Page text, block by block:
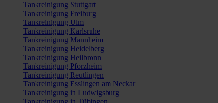
Tankreinigung Stuttgart
Tankreinigung Freiburg
Tankreinigung Ulm
Tankreinigung Karlsruhe
Tankreinigung Mannheim
Tankreinigung Heidelberg
Tankreinigung Heilbronn
Tankreinigung Pforzheim
Tankreinigung Reutlingen
Tankreinigung Esslingen am Neckar
Tankreinigung in Ludwigsburg
Tankreinigung in Tübingen